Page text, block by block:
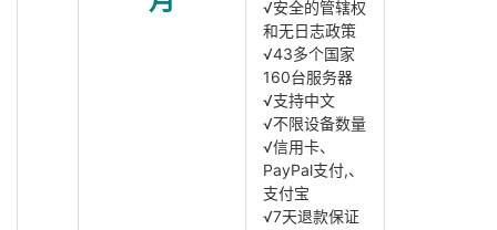
√安全的管辖权
和无日志政策
√43多个国家
160台服务器
√支持中文
√不限设备数量
√信用卡、
PayPal支付,、
支付宝
√7天退款保证